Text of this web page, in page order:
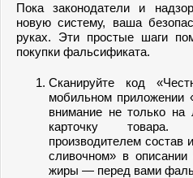
Пока законодатели и
новую систему, ваша
руках. Эти простые шаги
покупки фальсификата.
Сканируйте код
мобильном приложении
внимание не только на
карточку товара.
производителем состав
сливочном» в описании
жиры — перед вами